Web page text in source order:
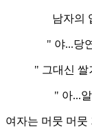
남자의
" 야...당
" 그대신 쌀
" 아...
여자는 머뭇 머뭇